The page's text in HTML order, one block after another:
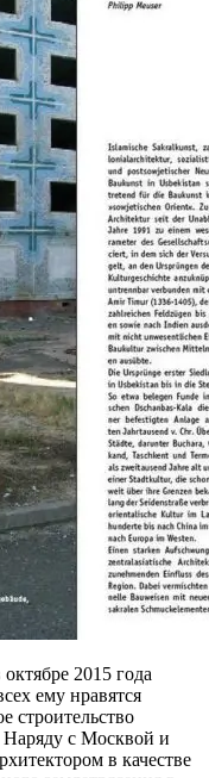
2015 года
ему нравятся
строительство
Наряду с Москвой и
в качестве